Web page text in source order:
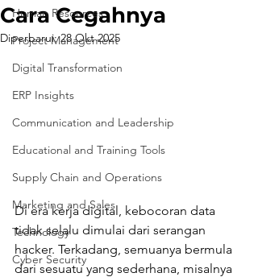
Human Resources
Project Management
Digital Transformation
ERP Insights
Communication and Leadership
Educational and Training Tools
Supply Chain and Operations
Marketing and Sales
Technology
Cyber Security
Cara Cegahnya
Diperbarui:28 Okt 2025
Di era kerja digital, kebocoran data
tidak selalu dimulai dari serangan
hacker. Terkadang, semuanya bermula
dari sesuatu yang sederhana, misalnya